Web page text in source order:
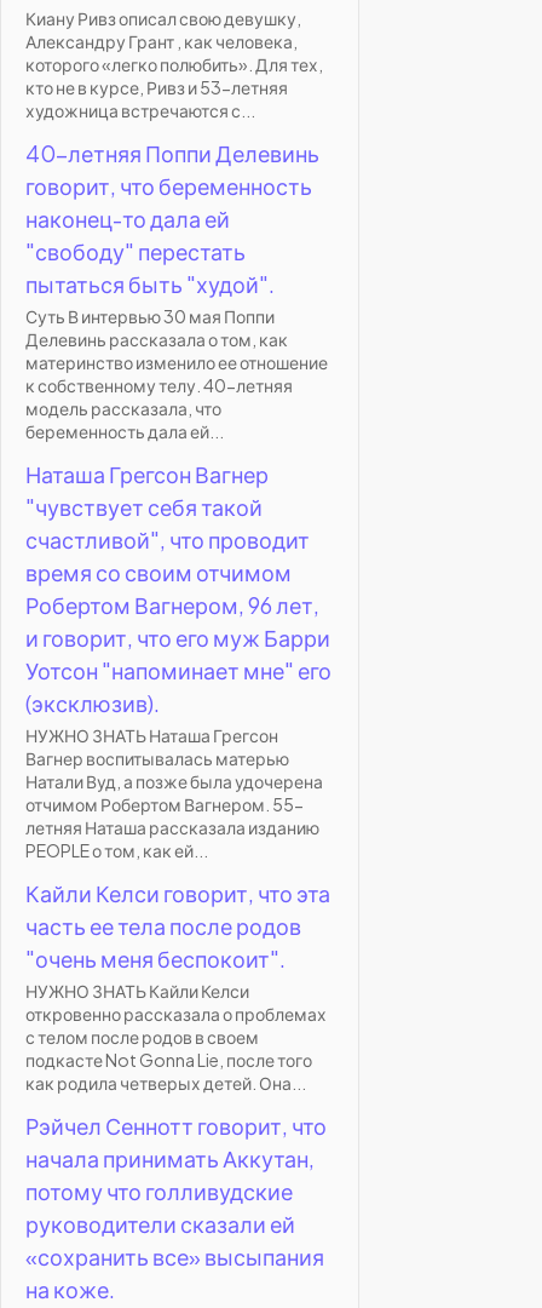
Киану Ривз описал свою девушку,
Александру Грант , как человека,
которого «легко полюбить». Для тех,
кто не в курсе, Ривз и 53-летняя
художница встречаются с...
40-летняя Поппи Делевинь
говорит, что беременность
наконец-то дала ей
"свободу" перестать
пытаться быть "худой".
Суть В интервью 30 мая Поппи
Делевинь рассказала о том, как
материнство изменило ее отношение
к собственному телу. 40-летняя
модель рассказала, что
беременность дала ей...
Наташа Грегсон Вагнер
"чувствует себя такой
счастливой", что проводит
время со своим отчимом
Робертом Вагнером, 96 лет,
и говорит, что его муж Барри
Уотсон "напоминает мне" его
(эксклюзив).
НУЖНО ЗНАТЬ Наташа Грегсон
Вагнер воспитывалась матерью
Натали Вуд, а позже была удочерена
отчимом Робертом Вагнером. 55-
летняя Наташа рассказала изданию
PEOPLE о том, как ей...
Кайли Келси говорит, что эта
часть ее тела после родов
"очень меня беспокоит".
НУЖНО ЗНАТЬ Кайли Келси
откровенно рассказала о проблемах
с телом после родов в своем
подкасте Not Gonna Lie, после того
как родила четверых детей. Она...
Рэйчел Сеннотт говорит, что
начала принимать Аккутан,
потому что голливудские
руководители сказали ей
«сохранить все» высыпания
на коже.